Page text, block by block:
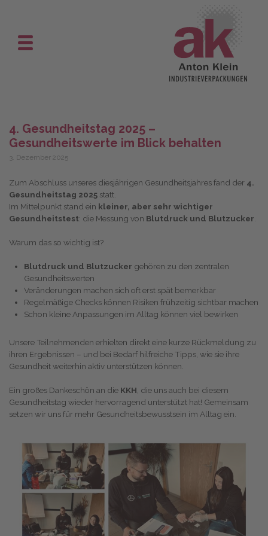
4. Gesundheitstag 2025 –
Gesundheitswerte im Blick behalten
3. Dezember 2025
Zum Abschluss unseres diesjährigen Gesundheitsjahres fand der 4.
Gesundheitstag 2025 statt.
Im Mittelpunkt stand ein kleiner, aber sehr wichtiger
Gesundheitstest: die Messung von Blutdruck und Blutzucker.
Warum das so wichtig ist?
Blutdruck und Blutzucker gehören zu den zentralen
Gesundheitswerten
Veränderungen machen sich oft erst spät bemerkbar
Regelmäßige Checks können Risiken frühzeitig sichtbar machen
Schon kleine Anpassungen im Alltag können viel bewirken
Unsere Teilnehmenden erhielten direkt eine kurze Rückmeldung zu
ihren Ergebnissen – und bei Bedarf hilfreiche Tipps, wie sie ihre
Gesundheit weiterhin aktiv unterstützen können.
Ein großes Dankeschön an die KKH, die uns auch bei diesem
Gesundheitstag wieder hervorragend unterstützt hat! Gemeinsam
setzen wir uns für mehr Gesundheitsbewusstsein im Alltag ein.